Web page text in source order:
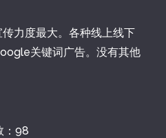
力度最大。各种线上线下
关键词广告。没有其他
98